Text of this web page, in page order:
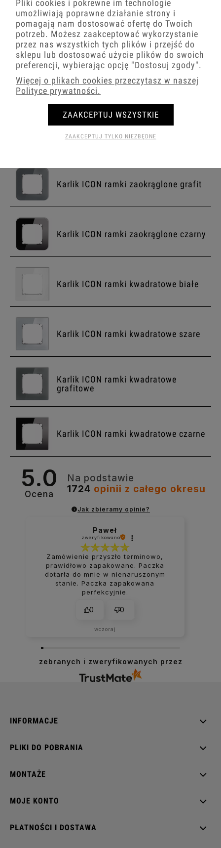
Karlik ICON ramki okrągła czarne
Karlik ICON ramki zaokrąglone białe
Karlik ICON ramki zaokrąglone szare
Karlik ICON ramki zaokrąglone grafit
Karlik ICON ramki zaokrąglone czarny
Karlik ICON ramki kwadratowe białe
Karlik ICON ramki kwadratowe szare
Karlik ICON ramki kwadratowe
grafitowe
Karlik ICON ramki kwadratowe czarne
5.0
Ocena
Na podstawie
1724 opinii z całego okresu
Jak zbieramy opinie?
Paweł
zweryfikowano
Zamówienie przyszło terminowo,
prawidłowo zapakowane. Paczka
dotarła do mnie w nienaruszonym
stanie. Paczka zapakowana
perfekcyjnie.
0 0
wczoraj
zebranych i zweryfikowanych przez
INFORMACJE
PLIKI DO POBRANIA
MONTAŻE
MOJE KONTO
PŁATNOŚCI I DOSTAWA
Pliki cookies i pokrewne im technologie
umożliwiają poprawne działanie strony i
pomagają nam dostosować ofertę do Twoich
potrzeb. Możesz zaakceptować wykorzystanie
przez nas wszystkich tych plików i przejść do
sklepu lub dostosować użycie plików do swoich
preferencji, wybierając opcję "Dostosuj zgody".
Więcej o plikach cookies przeczytasz w naszej
Polityce prywatności.
ZAAKCEPTUJ TYLKO NIEZBĘDNE
ZAAKCEPTUJ WSZYSTKIE